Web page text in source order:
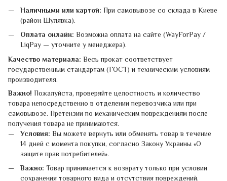
Наличными или картой: При самовывозе со склада в Киеве
(район Шулявка).
Оплата онлайн: Возможна оплата на сайте (WayForPay /
LiqPay — уточните у менеджера).
Качество материала: Весь прокат соответствует
государственным стандартам (ГОСТ) и техническим условиям
производителя.
Важно! Пожалуйста, проверяйте целостность и количество
товара непосредственно в отделении перевозчика или при
самовывозе. Претензии по механическим повреждениям после
получения товара не принимаются.
Условия: Вы можете вернуть или обменять товар в течение
14 дней с момента покупки, согласно Закону Украины «О
защите прав потребителей».
Важно: Товар принимается к возврату только при условии
сохранения товарного вида и отсутствия повреждений.